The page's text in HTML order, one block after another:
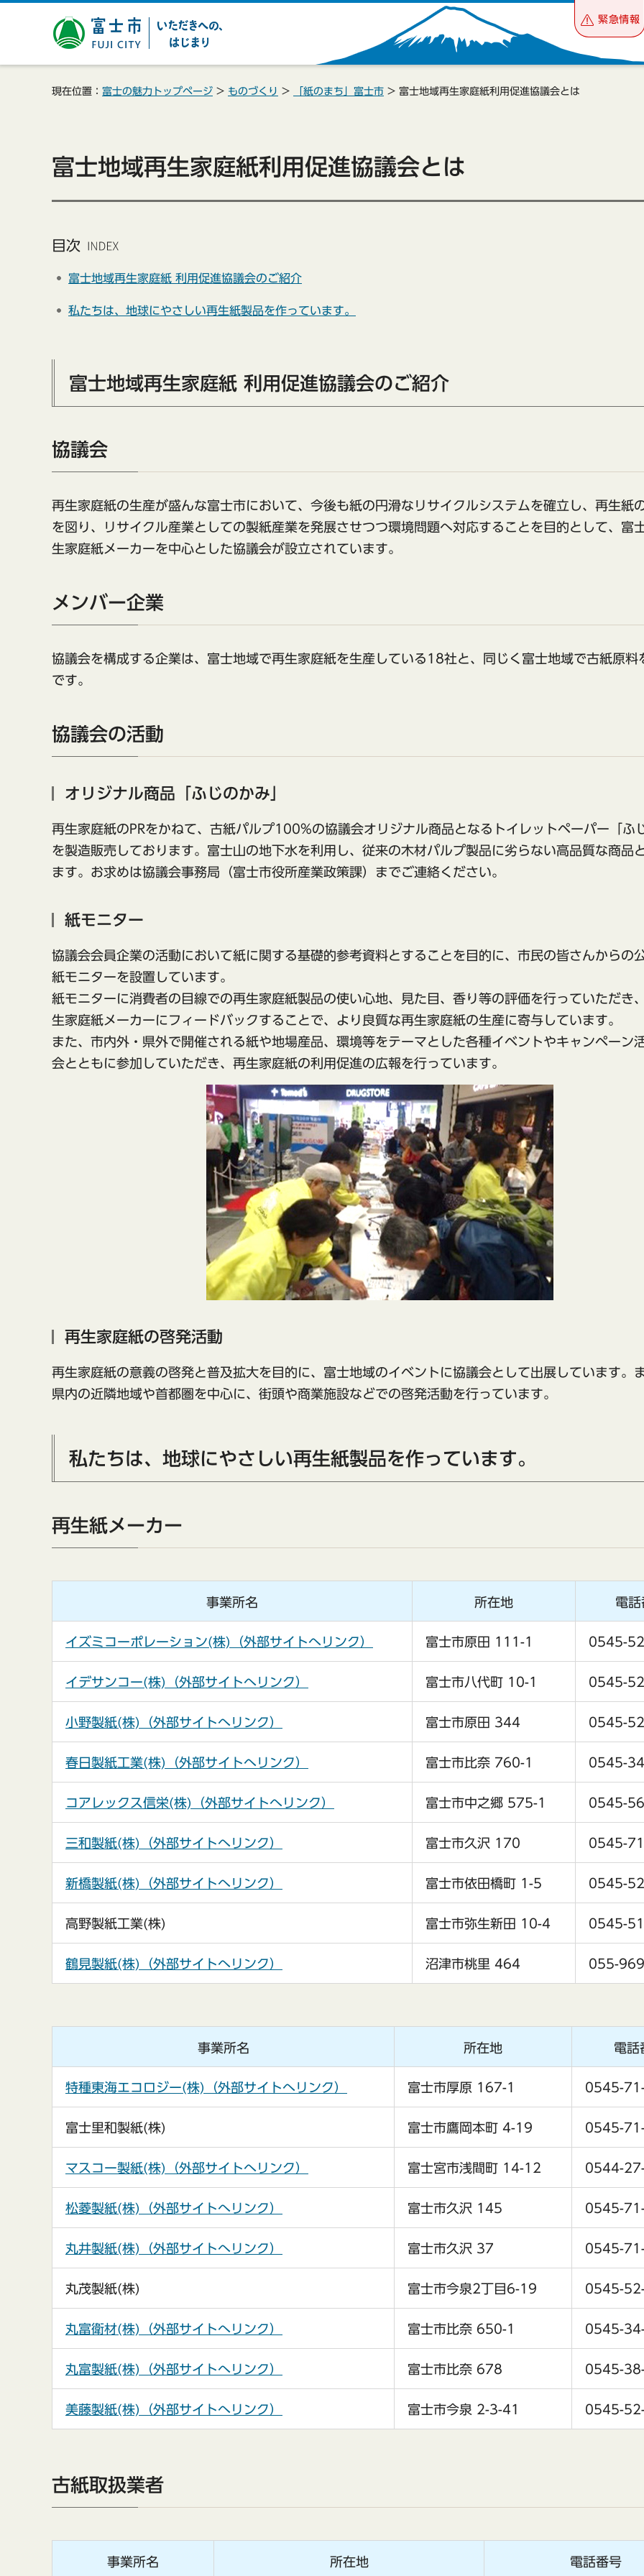
富士市 いただきへの、は
じまり
緊急情報
現在位置： 富士の魅力トップページ > ものづくり > 「紙のまち」富士市 > 富士地域再生家庭紙利用促進協議会とは
富士地域再生家庭紙利用促進協議会とは
目次
富士地域再生家庭紙 利用促進協議会のご紹介
私たちは、地球にやさしい再生紙製品を作っています。
富士地域再生家庭紙 利用促進協議会のご紹介
協議会
再生家庭紙の生産が盛んな富士市において、今後も紙の円滑なリサイクルシステムを確立し、再生紙
を図り、リサイクル産業としての製紙産業を発展させつつ環境問題へ対応することを目的として、富
生家庭紙メーカーを中心とした協議会が設立されています。
メンバー企業
協議会を構成する企業は、富士地域で再生家庭紙を生産している18社と、同じく富士地域で古紙原料
です。
協議会の活動
オリジナル商品「ふじのかみ」
再生家庭紙のPRをかねて、古紙パルプ100%の協議会オリジナル商品となるトイレットペーパー「ふ
を製造販売しております。富士山の地下水を利用し、従来の木材パルプ製品に劣らない高品質な商品
ます。お求めは協議会事務局（富士市役所産業政策課）までご連絡ください。
紙モニター
協議会会員企業の活動において紙に関する基礎的参考資料とすることを目的に、市民の皆さんからの
紙モニターを設置しています。
紙モニターに消費者の目線での再生家庭紙製品の使い心地、見た目、香り等の評価を行っていただき
生家庭紙メーカーにフィードバックすることで、より良質な再生家庭紙の生産に寄与しています。
また、市内外・県外で開催される紙や地場産品、環境等をテーマとした各種イベントやキャンペーン
会とともに参加していただき、再生家庭紙の利用促進の広報を行っています。
再生家庭紙の啓発活動
再生家庭紙の意義の啓発と普及拡大を目的に、富士地域のイベントに協議会として出展しています。
県内の近隣地域や首都圏を中心に、街頭や商業施設などでの啓発活動を行っています。
私たちは、地球にやさしい再生紙製品を作っています。
再生紙メーカー
事業所名 所在地 電話
イズミコーポレーション(株)（外部サイトへリンク） 富士市原田 111-1 0545-
イデサンコー(株)（外部サイトへリンク） 富士市八代町 10-1 0545-
小野製紙(株)（外部サイトへリンク） 富士市原田 344 0545-
春日製紙工業(株)（外部サイトへリンク） 富士市比奈 760-1 0545-
コアレックス信栄(株)（外部サイトへリンク） 富士市中之郷 575-1 0545-
三和製紙(株)（外部サイトへリンク） 富士市久沢 170 0545-
新橋製紙(株)（外部サイトへリンク） 富士市依田橋町 1-5 0545-
高野製紙工業(株) 富士市弥生新田 10-4 0545-
鶴見製紙(株)（外部サイトへリンク） 沼津市桃里 464 055-
事業所名 所在地 電話
特種東海エコロジー(株)（外部サイトへリンク） 富士市厚原 167-1 0545-
富士里和製紙(株) 富士市鷹岡本町 4-19 0545-
マスコー製紙(株)（外部サイトへリンク） 富士宮市浅間町 14-12 0544-
松菱製紙(株)（外部サイトへリンク） 富士市久沢 145 0545-
丸井製紙(株)（外部サイトへリンク） 富士市久沢 37 0545-
丸茂製紙(株) 富士市今泉2丁目6-19 0545-
丸富衛材(株)（外部サイトへリンク） 富士市比奈 650-1 0545-
丸富製紙(株)（外部サイトへリンク） 富士市比奈 678 0545-
美藤製紙(株)（外部サイトへリンク） 富士市今泉 2-3-41 0545-
古紙取扱業者
事業所名 所在地 電話番号